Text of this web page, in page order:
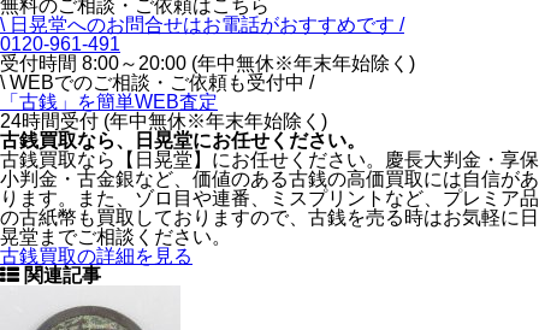
無料のご相談・ご依頼はこちら
\ 日晃堂へのお問合せはお電話がおすすめです /
0120-961-491
受付時間 8:00～20:00 (年中無休※年末年始除く)
\ WEBでのご相談・ご依頼も受付中 /
「古銭」を簡単WEB査定
24時間受付 (年中無休※年末年始除く)
古銭買取なら、
日晃堂にお任せください。
古銭買取なら【日晃堂】にお任せください。慶長大判金・享保
小判金・古金銀など、価値のある古銭の高価買取には自信があ
ります。また、ゾロ目や連番、ミスプリントなど、プレミア品
の古紙幣も買取しておりますので、古銭を売る時はお気軽に日
晃堂までご相談ください。
古銭買取の詳細を見る
関連記事